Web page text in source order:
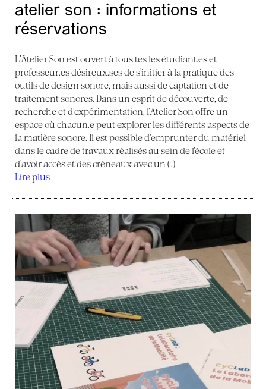
atelier son : informations et
réservations
L’Atelier Son est ouvert à tous.tes les étudiant.es et
professeur.es désireux.ses de s’initier à la pratique des
outils de design sonore, mais aussi de captation et de
traitement sonores. Dans un esprit de découverte, de
recherche et d’expérimentation, l’Atelier Son offre un
espace où chacun.e peut explorer les différents aspects de
la matière sonore. Il est possible d’emprunter du matériel
dans le cadre de travaux réalisés au sein de l’école et
d’avoir accès et des créneaux avec un (…)
Lire plus